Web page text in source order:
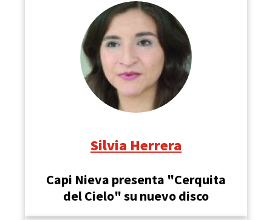
Silvia Herrera
Capi Nieva presenta "Cerquita
del Cielo" su nuevo disco